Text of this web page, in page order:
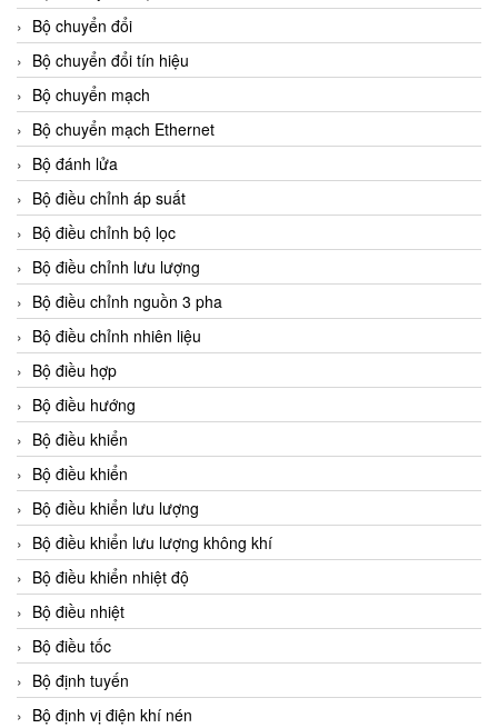
Bộ chuyển đổi
Bộ chuyển đổi tín hiệu
Bộ chuyển mạch
Bộ chuyển mạch Ethernet
Bộ đánh lửa
Bộ điều chỉnh áp suất
Bộ điều chỉnh bộ lọc
Bộ điều chỉnh lưu lượng
Bộ điều chỉnh nguồn 3 pha
Bộ điều chỉnh nhiên liệu
Bộ điều hợp
Bộ điều hướng
Bộ điều khiển
Bộ điều khiển
Bộ điều khiển lưu lượng
Bộ điều khiển lưu lượng không khí
Bộ điều khiển nhiệt độ
Bộ điều nhiệt
Bộ điều tốc
Bộ định tuyến
Bộ định vị điện khí nén